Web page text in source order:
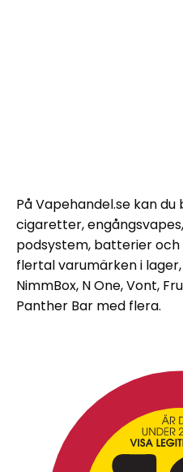
På Vapehandel.se kan
cigaretter,
podsystem, batterier
flertal varumärken i lager,
NimmBox, N One, Vont,
Panther Bar med flera.